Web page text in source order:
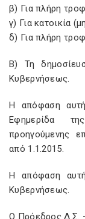
β) Για πλήρη
γ) Για κατοικία
δ) Για πλήρη
Β) Τη
Κυβερνήσεως.
Η απόφαση
Εφημερίδα
προηγούμενης
από 1.1.2015.
Η απόφαση
Κυβερνήσεως.
Ο Πρόεδρος Δ.Σ.